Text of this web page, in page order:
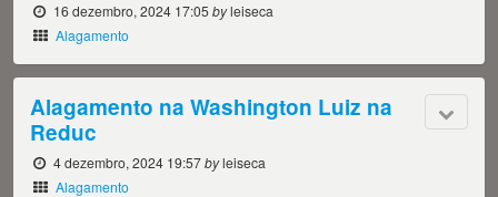
16 dezembro, 2024 17:05byleiseca
Alagamento
Alagamento na Washington Luiz na
Reduc
4 dezembro, 2024 19:57byleiseca
Alagamento